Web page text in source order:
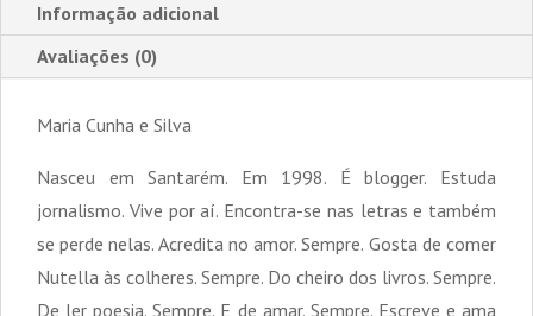
Informação adicional
Avaliações (0)
Maria Cunha e Silva
Nasceu em Santarém. Em 1998. É blogger. Estuda
jornalismo. Vive por aí. Encontra-se nas letras e também
se perde nelas. Acredita no amor. Sempre. Gosta de comer
Nutella às colheres. Sempre. Do cheiro dos livros. Sempre.
De ler poesia. Sempre. E de amar. Sempre. Escreve e ama